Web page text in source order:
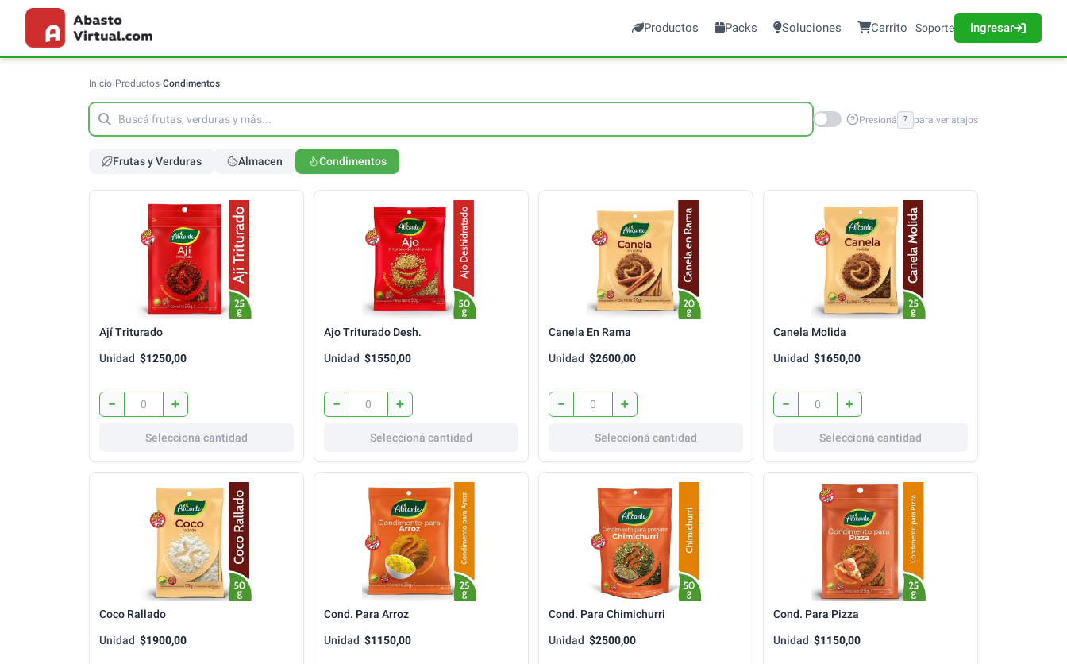
Productos Packs Soluciones Carrito Soporte Ingresar
Inicio›Productos›Condimentos
Presioná ? para ver atajos
Frutas y Verduras Almacen Condimentos
Ají Triturado
Unidad $1250,00
− +
Seleccioná cantidad
Ajo Triturado Desh.
Unidad $1550,00
− +
Seleccioná cantidad
Canela En Rama
Unidad $2600,00
− +
Seleccioná cantidad
Canela Molida
Unidad $1650,00
− +
Seleccioná cantidad
Coco Rallado
Unidad $1900,00
Cond. Para Arroz
Unidad $1150,00
Cond. Para Chimichurri
Unidad $2500,00
Cond. Para Pizza
Unidad $1150,00